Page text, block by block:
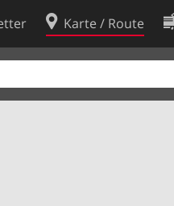
Karte / Route